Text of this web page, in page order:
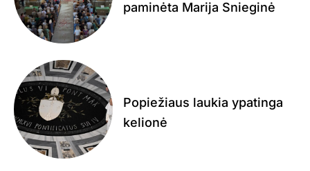
paminėta Marija Snieginė
Popiežiaus laukia ypatinga
kelionė